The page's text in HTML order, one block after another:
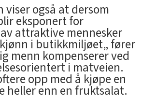
også at dersom
eksponert for
attraktive mennesker
i butikkmiljøet„ fører
menn kompenserer ved
i matveien.
opp med å kjøpe en
heller enn en fruktsalat.